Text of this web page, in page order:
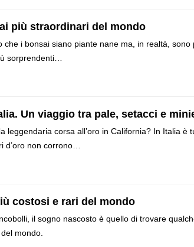
più straordinari del mondo
che i bonsai siano piante nane ma, in realtà,
sorprendenti…
Un viaggio tra pale, setacci e
leggendaria corsa all’oro in California? In Italia è
d’oro non corrono…
costosi e rari del mondo
il sogno nascosto è quello di trovare
mondo.